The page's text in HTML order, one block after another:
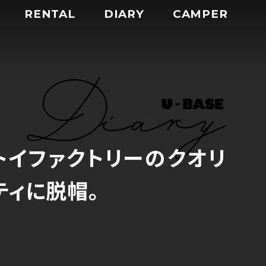
RENTAL DIARY CAMPER
イファクトリーのクオリ
ィに脱帽。